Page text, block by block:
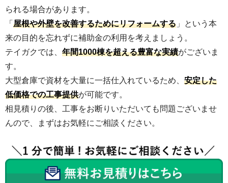
られる場合があります。
「 屋根や外壁を改善するためにリフォームする 」という本
来の目的を忘れずに補助金の利用を考えましょう。
テイガクでは、 年間1000棟を超える豊富な実績がございま
す。
大型倉庫で資材を大量に一括仕入れているため、 安定した
低価格での工事提供が可能です。
相見積りの後、工事をお断りいただいても問題ございませ
んので、まずはお気軽にご相談ください。